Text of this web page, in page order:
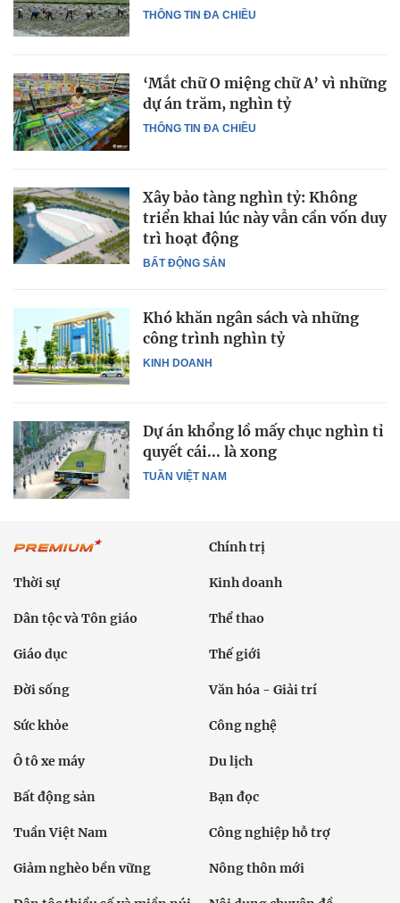
THÔNG TIN ĐA CHIỀU
THÔNG TIN ĐA CHIỀU
‘Mắt chữ O miệng chữ A’ vì những
dự án trăm, nghìn tỷ
BẤT ĐỘNG SẢN
Xây bảo tàng nghìn tỷ: Không
triển khai lúc này vẫn cần vốn duy
trì hoạt động
KINH DOANH
Khó khăn ngân sách và những
công trình nghìn tỷ
TUẦN VIỆT NAM
Dự án khổng lồ mấy chục nghìn tỉ
quyết cái... là xong
Chính trị
Thời sự Kinh doanh
Dân tộc và Tôn giáo Thể thao
Giáo dục Thế giới
Đời sống Văn hóa - Giải trí
Sức khỏe Công nghệ
Ô tô xe máy Du lịch
Bất động sản Bạn đọc
Tuần Việt Nam Công nghiệp hỗ trợ
Giảm nghèo bền vững Nông thôn mới